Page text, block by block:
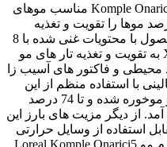
کرم مو لورآل سری Elseve مدل Komple Onarici 5 مناسب موهای
دیده در اولین استفاده تا 98 درصد موها را تقویت و تغذیه
کرده و بازسازی خواهد نمود. این محصول با محتویات غنی شده با 8
درصد کنسانتره ترمیمی و کراتین X3 به تقویت و تغذیه تار های مو
محیطی و فاکتور های آسیب زا
با استفاده منظم از این
محصول موها تا 55 درصد کمتر دچار موخوره شده و تا 74 درصد
از دیگر مزیت های بارز این
استفاده از وسایل حرارتی
چون سشوار و اتوی مو می باشد. کرم مو Loreal Komple Onarici5